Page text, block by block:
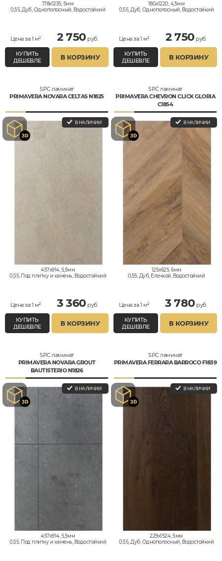
178x1235, 5мм
0,55, Дуб, Однополосный, Водостойкий
Цена за 1 м² 2 750 руб.
КУПИТЬ
ДЕШЕВЛЕ
В КОРЗИНУ
180x1220, 4,5мм
0,55, Дуб, Однополосный, Водостойкий
Цена за 1 м² 2 750 руб.
КУПИТЬ
ДЕШЕВЛЕ
В КОРЗИНУ
SPC ламинат
PRIMAVERA NOVARA CELTAS N1825
В НАЛИЧИИ
457x914, 5,5мм
0,55, Под плитку и камень, Водостойкий
Цена за 1 м² 3 360 руб.
КУПИТЬ
ДЕШЕВЛЕ
В КОРЗИНУ
SPC ламинат
PRIMAVERA CHEVRON CLICK GLORIA
C1854
В НАЛИЧИИ
125x625, 6мм
0,55, Дуб, Елочкой, Водостойкий
Цена за 1 м² 3 780 руб.
КУПИТЬ
ДЕШЕВЛЕ
В КОРЗИНУ
SPC ламинат
PRIMAVERA NOVARA GROUT
BAUTISTERIO N1826
В НАЛИЧИИ
457x914, 5,5мм
0,55, Под плитку и камень, Водостойкий
SPC ламинат
PRIMAVERA FERRARA BARROCO F1839
В НАЛИЧИИ
229x1524, 5мм
0,55, Дуб, Однополосный, Водостойкий